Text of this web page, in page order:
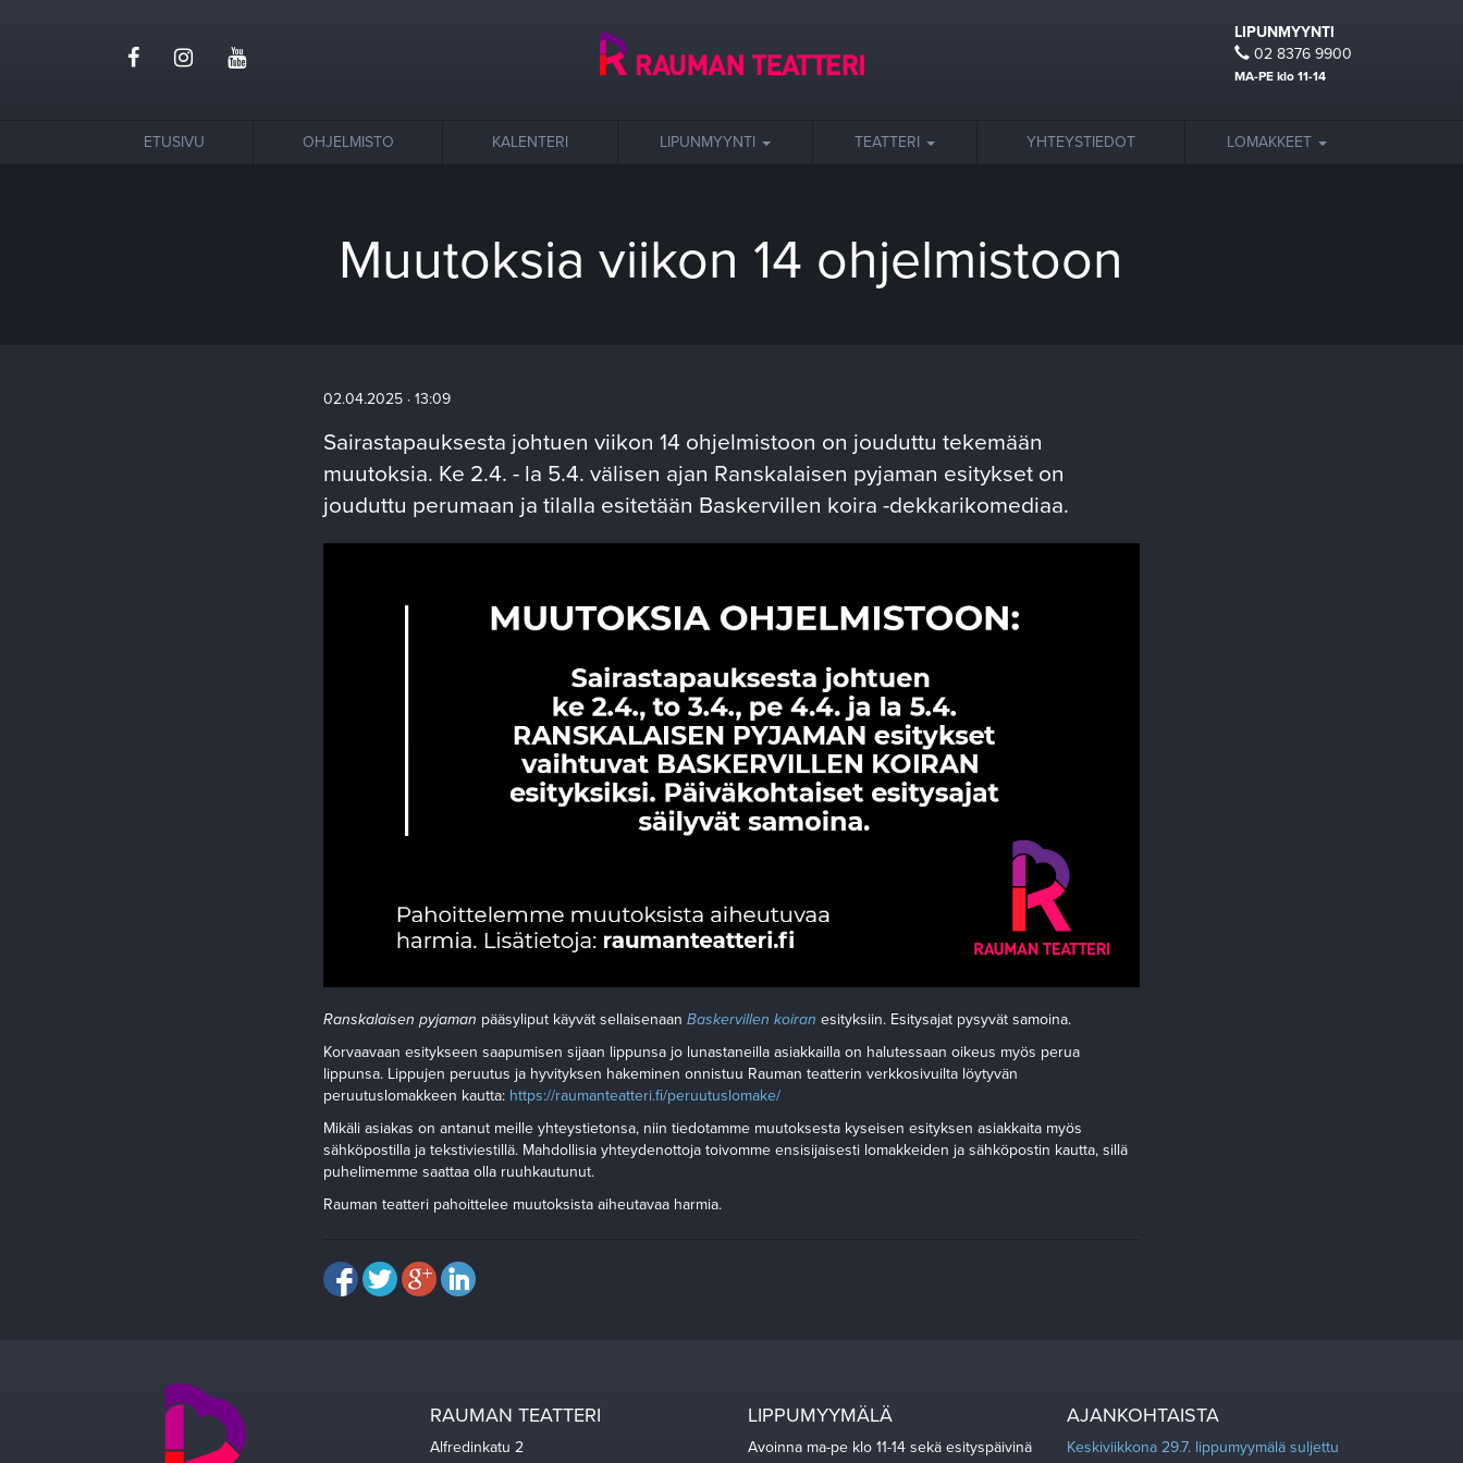
LIPUNMYYNTI
02 8376 9900
MA-PE klo 11-14
ETUSIVU OHJELMISTO KALENTERI LIPUNMYYNTI TEATTERI YHTEYSTIEDOT LOMAKKEET
Muutoksia viikon 14 ohjelmistoon
02.04.2025 · 13:09
Sairastapauksesta johtuen viikon 14 ohjelmistoon on jouduttu tekemään
muutoksia. Ke 2.4. - la 5.4. välisen ajan Ranskalaisen pyjaman esitykset on
jouduttu perumaan ja tilalla esitetään Baskervillen koira -dekkarikomediaa.
Ranskalaisen pyjaman pääsyliput käyvät sellaisenaan Baskervillen koiran esityksiin. Esitysajat pysyvät samoina.
Korvaavaan esitykseen saapumisen sijaan lippunsa jo lunastaneilla asiakkailla on halutessaan oikeus myös perua
lippunsa. Lippujen peruutus ja hyvityksen hakeminen onnistuu Rauman teatterin verkkosivuilta löytyvän
peruutuslomakkeen kautta: https://raumanteatteri.fi/peruutuslomake/
Mikäli asiakas on antanut meille yhteystietonsa, niin tiedotamme muutoksesta kyseisen esityksen asiakkaita myös
sähköpostilla ja tekstiviestillä. Mahdollisia yhteydenottoja toivomme ensisijaisesti lomakkeiden ja sähköpostin kautta, sillä
puhelimemme saattaa olla ruuhkautunut.
Rauman teatteri pahoittelee muutoksista aiheutavaa harmia.
RAUMAN TEATTERI
Alfredinkatu 2
LIPPUMYYMÄLÄ
Avoinna ma-pe klo 11-14 sekä esityspäivinä
AJANKOHTAISTA
Keskiviikkona 29.7. lippumyymälä suljettu